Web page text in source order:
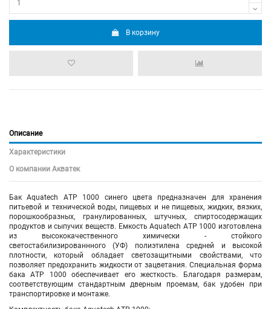
В корзину
Описание
Характеристики
О компании Акватек
Бак Aquatech АTP 1000 синего цвета предназначен для хранения
питьевой и технической воды, пищевых и не пищевых, жидких, вязких,
порошкообразных, гранулированных, штучных, спиртосодержащих
продуктов и сыпучих веществ. Емкость Aquatech АTP 1000 изготовлена
из высококачественного химически - стойкого
светостабилизированнного (УФ) полиэтилена средней и высокой
плотности, который обладает светозащитными свойствами, что
позволяет предохранить жидкости от зацветания. Специальная форма
бака АTP 1000 обеспечивает его жесткость. Благодаря размерам,
соответствующим стандартным дверным проемам, бак удобен при
транспортировке и монтаже.